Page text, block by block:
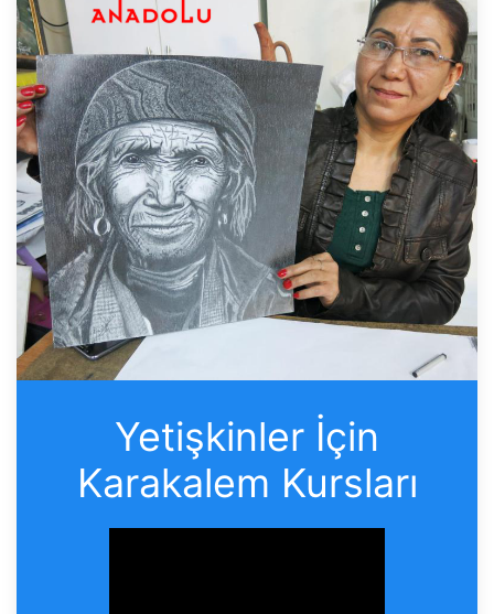
Yetişkinler İçin
Karakalem Kursları